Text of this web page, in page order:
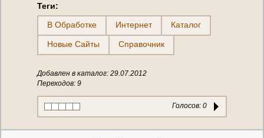
Теги:
В Обработке
Интернет Каталог
Новые Сайты Справочник
Добавлен в каталог: 29.07.2012
Переходов: 9
Голосов: 0